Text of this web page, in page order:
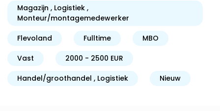
Magazijn
Logistiek
Monteur/montagemedewerker
Flevoland Fulltime MBO
Vast 2000 - 2500 EUR
Handel/groothandel Logistiek Nieuw